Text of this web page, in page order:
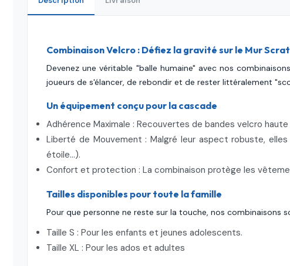
Combinaison Velcro : Défiez la gravité sur le Mur
Devenez une véritable "balle humaine" avec nos
joueurs de s'élancer, de rebondir et de rester littéralement
Un équipement conçu pour la cascade
Adhérence Maximale : Recouvertes de bandes velcro
Liberté de Mouvement : Malgré leur aspect robuste,
étoile...).
Confort et protection : La combinaison protège les
Tailles disponibles pour toute la famille
Pour que personne ne reste sur la touche, nos combinaisons
Taille S : Pour les enfants et jeunes adolescents.
Taille XL : Pour les ados et adultes